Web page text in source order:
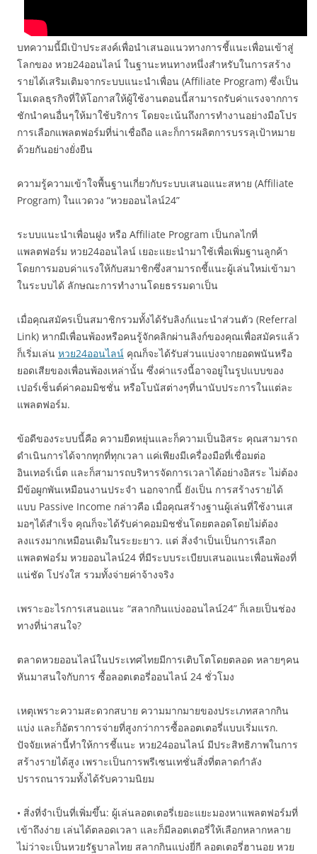
บทความนี้มีเป้าประสงค์เพื่อนำเสนอแนวทางการชี้แนะเพื่อนเข้าสู่
โลกของ หวย24ออนไลน์ ในฐานะหนทางหนึ่งสำหรับในการสร้าง
รายได้เสริมเติมจากระบบแนะนำเพื่อน (Affiliate Program) ซึ่งเป็น
โมเดลธุรกิจที่ให้โอกาสให้ผู้ใช้งานตอนนี้สามารถรับค่าแรงจากการ
ชักนำคนอื่นๆให้มาใช้บริการ โดยจะเน้นถึงการทำงานอย่างมือโปร
การเลือกแพลตฟอร์มที่น่าเชื่อถือ และก็การผลิตการบรรลุเป้าหมาย
ด้วยกันอย่างยั่งยืน
ความรู้ความเข้าใจพื้นฐานเกี่ยวกับระบบเสนอแนะสหาย (Affiliate
Program) ในแวดวง “หวยออนไลน์24”
ระบบแนะนำเพื่อนฝูง หรือ Affiliate Program เป็นกลไกที่
แพลตฟอร์ม หวย24ออนไลน์ เยอะแยะนำมาใช้เพื่อเพิ่มฐานลูกค้า
โดยการมอบค่าแรงให้กับสมาชิกซึ่งสามารถชี้แนะผู้เล่นใหม่เข้ามา
ในระบบได้ ลักษณะการทำงานโดยธรรมดาเป็น
เมื่อคุณสมัครเป็นสมาชิกรวมทั้งได้รับลิงก์แนะนำส่วนตัว (Referral
Link) หากมีเพื่อนพ้องหรือคนรู้จักคลิกผ่านลิงก์ของคุณเพื่อสมัครแล้ว
ก็เริ่มเล่น หวย24ออนไลน์ คุณก็จะได้รับส่วนแบ่งจากยอดพนันหรือ
ยอดเสียของเพื่อนพ้องเหล่านั้น ซึ่งค่าแรงนี้อาจอยู่ในรูปแบบของ
เปอร์เซ็นต์ค่าคอมมิชชั่น หรือโบนัสต่างๆที่นานับประการในแต่ละ
แพลตฟอร์ม.
ข้อดีของระบบนี้คือ ความยืดหยุ่นและก็ความเป็นอิสระ คุณสามารถ
ดำเนินการได้จากทุกที่ทุกเวลา แค่เพียงมีเครื่องมือที่เชื่อมต่อ
อินเทอร์เน็ต และก็สามารถบริหารจัดการเวลาได้อย่างอิสระ ไม่ต้อง
มีข้อผูกพันเหมือนงานประจำ นอกจากนี้ ยังเป็น การสร้างรายได้
แบบ Passive Income กล่าวคือ เมื่อคุณสร้างฐานผู้เล่นที่ใช้งานเส
มอๆได้สำเร็จ คุณก็จะได้รับค่าคอมมิชชั่นโดยตลอดโดยไม่ต้อง
ลงแรงมากเหมือนเดิมในระยะยาว. แต่ สิ่งจำเป็นเป็นการเลือก
แพลตฟอร์ม หวยออนไลน์24 ที่มีระบบระเบียบเสนอแนะเพื่อนพ้องที่
แน่ชัด โปร่งใส รวมทั้งจ่ายค่าจ้างจริง
เพราะอะไรการเสนอแนะ “สลากกินแบ่งออนไลน์24” ก็เลยเป็นช่อง
ทางที่น่าสนใจ?
ตลาดหวยออนไลน์ในประเทศไทยมีการเติบโตโดยตลอด หลายๆคน
หันมาสนใจกับการ ซื้อลอตเตอรี่ออนไลน์ 24 ชั่วโมง
เหตุเพราะความสะดวกสบาย ความมากมายของประเภทสลากกิน
แบ่ง และก็อัตราการจ่ายที่สูงกว่าการซื้อลอตเตอรี่แบบเริ่มแรก.
ปัจจัยเหล่านี้ทำให้การชี้แนะ หวย24ออนไลน์ มีประสิทธิภาพในการ
สร้างรายได้สูง เพราะเป็นการพรีเซนเทชั่นสิ่งที่ตลาดกำลัง
ปรารถนารวมทั้งได้รับความนิยม
• สิ่งที่จำเป็นที่เพิ่มขึ้น: ผู้เล่นลอตเตอรี่เยอะแยะมองหาแพลตฟอร์มที่
เข้าถึงง่าย เล่นได้ตลอดเวลา และก็มีลอตเตอรี่ให้เลือกหลากหลาย
ไม่ว่าจะเป็นหวยรัฐบาลไทย สลากกินแบ่งยี่กี ลอตเตอรี่ฮานอย หวย